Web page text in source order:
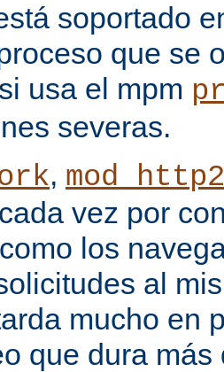
soportado
que se
usa el mpm
severas.
, mod_http2
vez por
los
al
mucho en
que dura